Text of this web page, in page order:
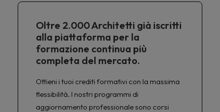
Oltre 2.000 Architetti già iscritti
alla piattaforma per la
formazione continua più
completa del mercato.
Ottieni i tuoi crediti formativi con la massima
flessibilità. I nostri programmi di
aggiornamento professionale sono corsi